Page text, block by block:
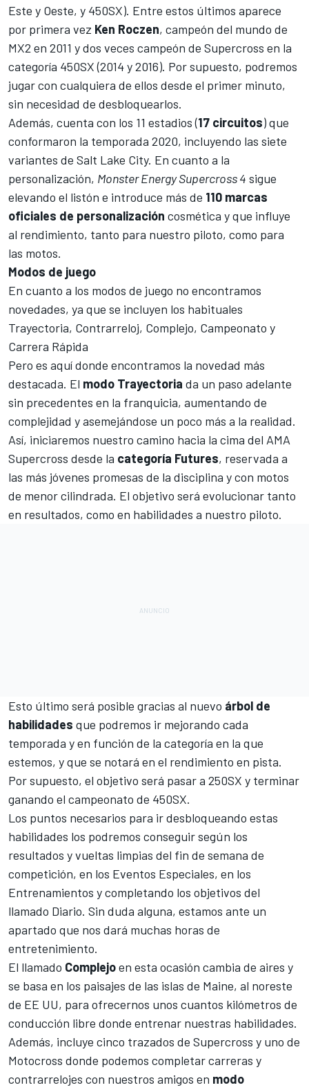
Este y Oeste, y 450SX). Entre estos últimos aparece
por primera vez Ken Roczen, campeón del mundo de
MX2 en 2011 y dos veces campeón de Supercross en la
categoría 450SX (2014 y 2016). Por supuesto, podremos
jugar con cualquiera de ellos desde el primer minuto,
sin necesidad de desbloquearlos.
Además, cuenta con los 11 estadios (17 circuitos) que
conformaron la temporada 2020, incluyendo las siete
variantes de Salt Lake City. En cuanto a la
personalización, Monster Energy Supercross 4 sigue
elevando el listón e introduce más de 110 marcas
oficiales de personalización cosmética y que influye
al rendimiento, tanto para nuestro piloto, como para
las motos.
Modos de juego
En cuanto a los modos de juego no encontramos
novedades, ya que se incluyen los habituales
Trayectoria, Contrarreloj, Complejo, Campeonato y
Carrera Rápida
Pero es aquí donde encontramos la novedad más
destacada. El modo Trayectoria da un paso adelante
sin precedentes en la franquicia, aumentando de
complejidad y asemejándose un poco más a la realidad.
Así, iniciaremos nuestro camino hacia la cima del AMA
Supercross desde la categoría Futures, reservada a
las más jóvenes promesas de la disciplina y con motos
de menor cilindrada. El objetivo será evolucionar tanto
en resultados, como en habilidades a nuestro piloto.
Esto último será posible gracias al nuevo árbol de
habilidades que podremos ir mejorando cada
temporada y en función de la categoría en la que
estemos, y que se notará en el rendimiento en pista.
Por supuesto, el objetivo será pasar a 250SX y terminar
ganando el campeonato de 450SX.
Los puntos necesarios para ir desbloqueando estas
habilidades los podremos conseguir según los
resultados y vueltas limpias del fin de semana de
competición, en los Eventos Especiales, en los
Entrenamientos y completando los objetivos del
llamado Diario. Sin duda alguna, estamos ante un
apartado que nos dará muchas horas de
entretenimiento.
El llamado Complejoen esta ocasión cambia de aires y
se basa en los paisajes de las islas de Maine, al noreste
de EE UU, para ofrecernos unos cuantos kilómetros de
conducción libre donde entrenar nuestras habilidades.
Además, incluye cinco trazados de Supercross y uno de
Motocross donde podemos completar carreras y
contrarrelojes con nuestros amigos en modo